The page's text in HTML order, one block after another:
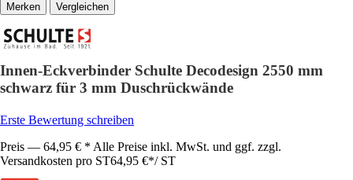
Vergleichen
Innen-Eckverbinder Schulte Decodesign 2550 mm
schwarz für 3 mm Duschrückwände
Erste Bewertung schreiben
Preis — 64,95 € * Alle Preise inkl. MwSt. und ggf. zzgl.
Versandkosten pro ST64,95 €*/ ST